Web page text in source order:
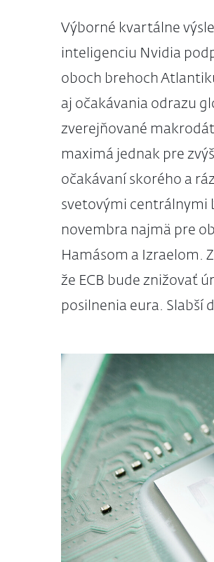
Výborné kvartálne
inteligenciu Nvidia
oboch brehoch
aj očakávania odrazu
zverejňované
maximá jednak pre
očakávaní skorého a
svetovými centrálnymi
novembra najmä pre
Hamásom a Izraelom.
že ECB bude znižovať
posilnenia eura. Slabší